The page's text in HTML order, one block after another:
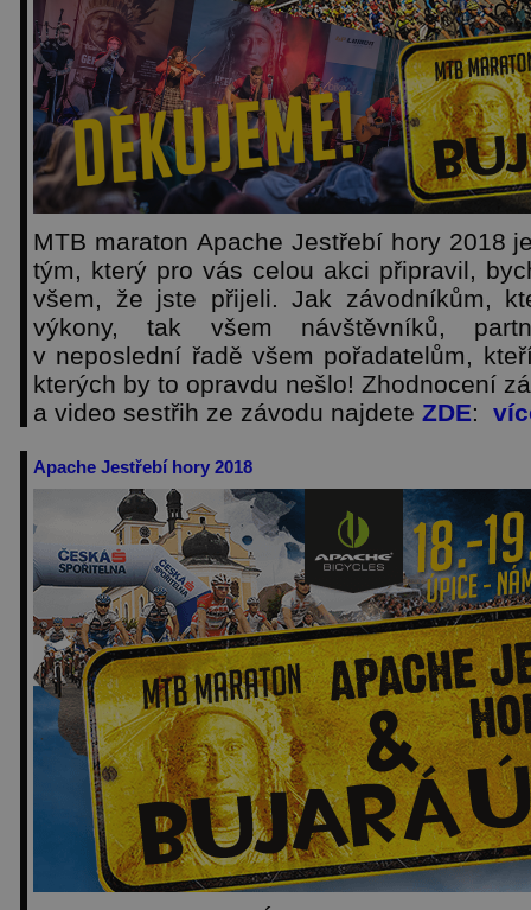
MTB maraton Apache Jestřebí hory 2018
tým, který pro vás celou akci připravil,
všem, že jste přijeli. Jak závodníkům,
výkony, tak všem návštěvníků,
v neposlední řadě všem pořadatelům,
kterých by to opravdu nešlo! Zhodnocení
a video sestřih ze závodu najdete ZDE:
Apache Jestřebí hory 2018